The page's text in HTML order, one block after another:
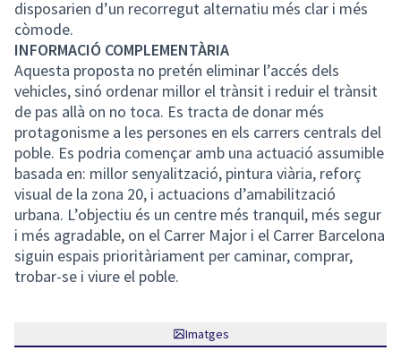
disposarien d’un recorregut alternatiu més clar i més
còmode.
INFORMACIÓ COMPLEMENTÀRIA
Aquesta proposta no pretén eliminar l’accés dels
vehicles, sinó ordenar millor el trànsit i reduir el trànsit
de pas allà on no toca. Es tracta de donar més
protagonisme a les persones en els carrers centrals del
poble. Es podria començar amb una actuació assumible
basada en: millor senyalització, pintura viària, reforç
visual de la zona 20, i actuacions d’amabilització
urbana. L’objectiu és un centre més tranquil, més segur
i més agradable, on el Carrer Major i el Carrer Barcelona
siguin espais prioritàriament per caminar, comprar,
trobar-se i viure el poble.
Imatges